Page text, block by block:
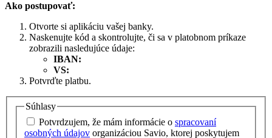
Ako postupovať:
Otvorte si aplikáciu vašej banky.
Naskenujte kód a skontrolujte, či sa v platobnom príkaze
zobrazili nasledujúce údaje:
IBAN:
VS:
Potvrďte platbu.
Súhlasy
Potvrdzujem, že mám informácie o spracovaní
osobných údajov organizáciou Savio, ktorej poskytujem